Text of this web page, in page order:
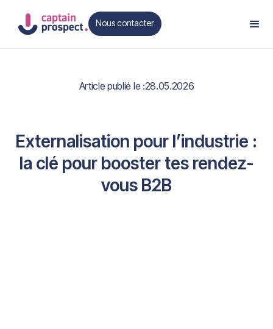
Nous contacter
Contact
Article publié le :28.05.2026
Externalisation pour l’industrie :
la clé pour booster tes rendez-
vous B2B